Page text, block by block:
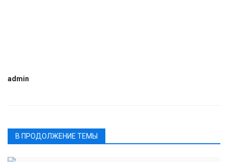
admin
В ПРОДОЛЖЕНИЕ ТЕМЫ